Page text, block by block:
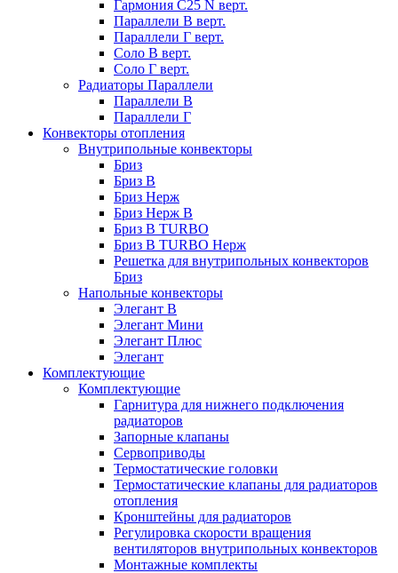
Гармония С25 N верт.
Параллели В верт.
Параллели Г верт.
Соло В верт.
Соло Г верт.
Радиаторы Параллели
Параллели В
Параллели Г
Конвекторы отопления
Внутрипольные конвекторы
Бриз
Бриз В
Бриз Нерж
Бриз Нерж В
Бриз В TURBO
Бриз В TURBO Нерж
Решетка для внутрипольных конвекторов
Бриз
Напольные конвекторы
Элегант В
Элегант Мини
Элегант Плюс
Элегант
Комплектующие
Комплектующие
Гарнитура для нижнего подключения
радиаторов
Запорные клапаны
Сервоприводы
Термостатические головки
Термостатические клапаны для радиаторов
отопления
Кронштейны для радиаторов
Регулировка скорости вращения
вентиляторов внутрипольных конвекторов
Монтажные комплекты